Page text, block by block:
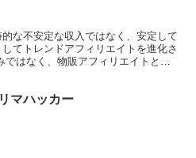
な不安定な収入ではなく、安定して
てトレンドアフィリエイトを進化さ
はなく、物販アフィリエイトと両
マハッカー